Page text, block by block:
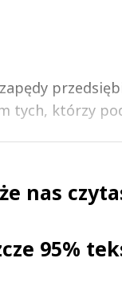
tych, którzy
nas
95%